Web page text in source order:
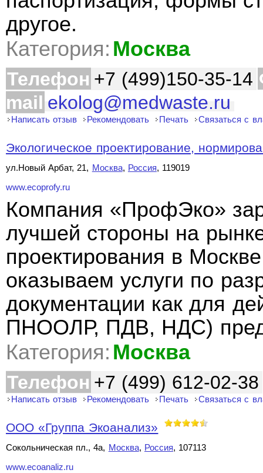
другое.
Категория: Москва
Телефон +7 (499)150-35-14
mail ekolog@medwaste.ru
Написать отзыв Рекомендовать Печать Связаться с
Экологическое проектирование,
ул.Новый Арбат, 21, Москва, Россия, 119019
www.ecoprofy.ru
Компания «ПрофЭко»
лучшей стороны на рынке
проектирования в
оказываем услуги по
документации как для
ПНООЛР, ПДВ, НДС)
Категория: Москва
Телефон +7 (499) 612-02-38
Написать отзыв Рекомендовать Печать Связаться с
ООО «Группа Экоанализ»
Сокольническая пл., 4а, Москва, Россия, 107113
www.ecoanaliz.ru